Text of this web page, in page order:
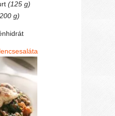
(125 g)
g)